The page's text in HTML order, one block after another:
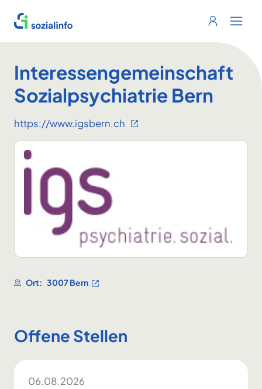
Sozialinfo
Login
Interessengemeinschaft
Sozialpsychiatrie Bern
https://www.igsbern.ch
Ort: 3007 Bern
Offene Stellen
06.08.2026